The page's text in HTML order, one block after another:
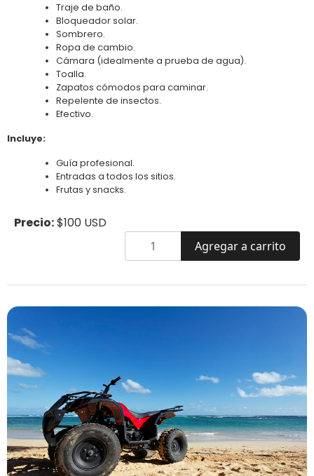
Traje de baño.
Bloqueador solar.
Sombrero.
Ropa de cambio.
Cámara (idealmente a prueba de agua).
Toalla.
Zapatos cómodos para caminar.
Repelente de insectos.
Efectivo.
Incluye:
Guía profesional.
Entradas a todos los sitios.
Frutas y snacks.
Precio:$100 USD
Agregar a carrito